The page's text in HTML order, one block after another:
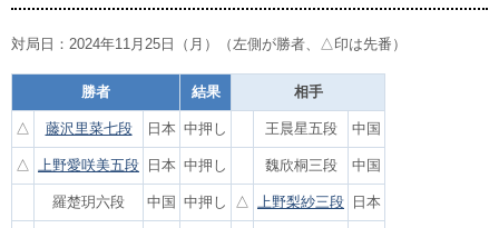
対局日：2024年11月25日（月）（左側が勝者、△印は先番）
勝者 結果 相手
△ 藤沢里菜七段 日本 中押し 王晨星五段 中国
△ 上野愛咲美五段 日本 中押し 魏欣桐三段 中国
羅楚玥六段 中国 中押し △ 上野梨紗三段 日本